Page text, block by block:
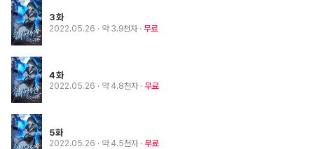
3화
2022.05.26 · 약 3.9천자 무료
4화
2022.05.26 · 약 4.8천자 무료
5화
2022.05.26 · 약 4.5천자 무료